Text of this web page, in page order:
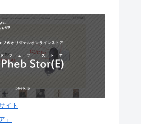
イト
」